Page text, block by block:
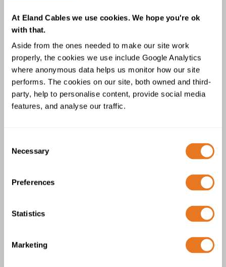
At Eland Cables we use cookies. We hope you're ok
with that.
Aside from the ones needed to make our site work
properly, the cookies we use include Google Analytics
where anonymous data helps us monitor how our site
performs. The cookies on our site, both owned and third-
party, help to personalise content, provide social media
features, and analyse our traffic.
Selection
Necessary
Preferences
Statistics
Marketing
Câble XAI Armés 3.6/6kV IEC 60092-
354
Câble XAI Armés 6/10kV IEC 60092-